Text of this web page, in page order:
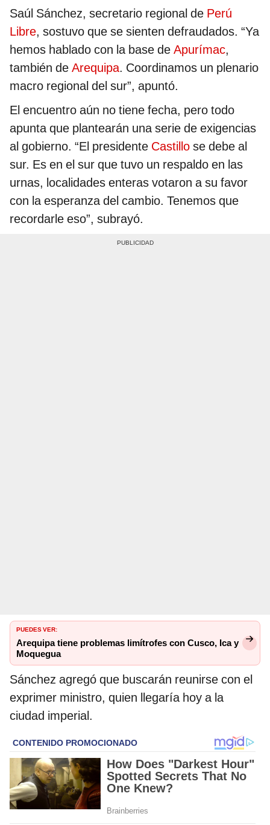
Saúl Sánchez, secretario regional de Perú
Libre, sostuvo que se sienten defraudados. “Ya
hemos hablado con la base de Apurímac,
también de Arequipa. Coordinamos un plenario
macro regional del sur”, apuntó.
El encuentro aún no tiene fecha, pero todo
apunta que plantearán una serie de exigencias
al gobierno. “El presidente Castillo se debe al
sur. Es en el sur que tuvo un respaldo en las
urnas, localidades enteras votaron a su favor
con la esperanza del cambio. Tenemos que
recordarle eso”, subrayó.
PUEDES VER:
Arequipa tiene problemas limítrofes con Cusco, Ica y
Moquegua
Sánchez agregó que buscarán reunirse con el
exprimer ministro, quien llegaría hoy a la
ciudad imperial.